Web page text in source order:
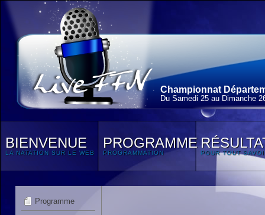
Championnat
Du Samedi 25 au Dimanche
BIENVENUE
LA NATATION SUR LE WEB
PROGRAMME
PROGRAMMATION POUR TOUT
Programme